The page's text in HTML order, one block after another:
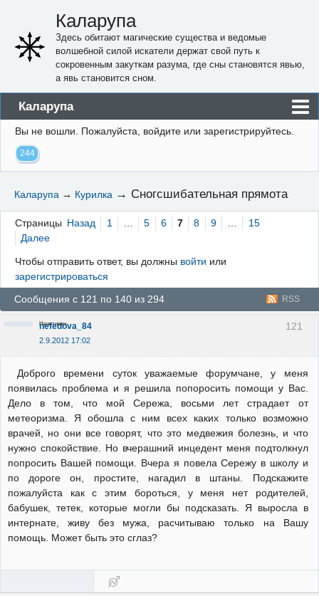
Каларупа
Здесь обитают магические существа и ведомые
волшебной силой искатели держат свой путь к
сокровенным закуткам разума, где сны становятся явью,
а явь становится сном.
Каларупа
Блог
Форум
Правила
Регистрация
Вход
Вы не вошли. Пожалуйста, войдите или зарегистрируйтесь.
244
Каларупа → Курилка → Сногсшибательная прямота
Страницы Назад 1 … 5 6 7 8 9 …
15
Далее
Чтобы отправить ответ, вы должны войти или
зарегистрироваться
RSS
Сообщения с 121 по 140 из 294
121
nefedova_84
2.9.2012 17:02
Неактивен
Доброго времени суток уважаемые форумчане, у меня
появилась проблема и я решила попоросить помощи у Вас.
Дело в том, что мой Сережа, восьми лет страдает от
метеоризма. Я обошла с ним всех каких только возможно
врачей, но они все говорят, что это медвежия болезнь, и что
нужно спокойствие. Но вчерашний инцедент меня подтолкнул
попросить Вашей помощи. Вчера я повела Сережу в школу и
по дороге он, простите, нагадил в штаны. Подскажите
пожалуйста как с этим бороться, у меня нет родителей,
бабушек, тетек, которые могли бы подсказать. Я выросла в
интернате, живу без мужа, расчитываю только на Вашу
помощь. Может быть это сглаз?